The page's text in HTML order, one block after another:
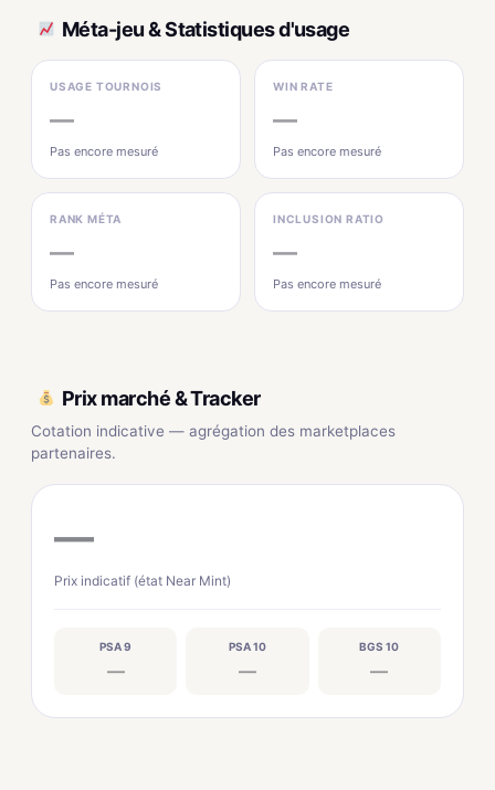
Méta-jeu & Statistiques d'usage
USAGE TOURNOIS
—
Pas encore mesuré
WIN RATE
—
Pas encore mesuré
RANK MÉTA
—
Pas encore mesuré
INCLUSION RATIO
—
Pas encore mesuré
Prix marché & Tracker
Cotation indicative — agrégation des marketplaces
partenaires.
—
Prix indicatif (état Near Mint)
PSA 9
—
PSA 10
—
BGS 10
—